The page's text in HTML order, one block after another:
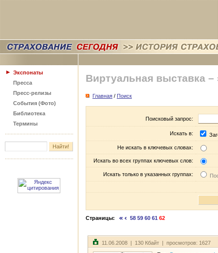
Экспонаты
Пресса
Пресс-релизы
События (Фото)
Библиотека
Термины
Виртуальная выставка –
Главная / Поиск
Поисковый запрос:
Искать в:
Не искать в ключевых словах:
Искать во всех группах ключевых слов:
Искать только в указанных группах:
Страницы: 58 59 60 61 62
11.06.2008 | 130 Кбайт | просмотров: 1627